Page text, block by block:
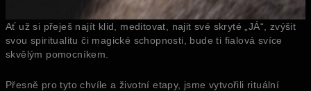
Ať už si přeješ najít klid, meditovat, najit své skryté „JÁ“, zvýšit
svou spiritualitu či magické schopnosti, bude ti fialová svíce
skvělým pomocníkem.
Přesně pro tyto chvíle a životní etapy, jsme vytvořili rituální